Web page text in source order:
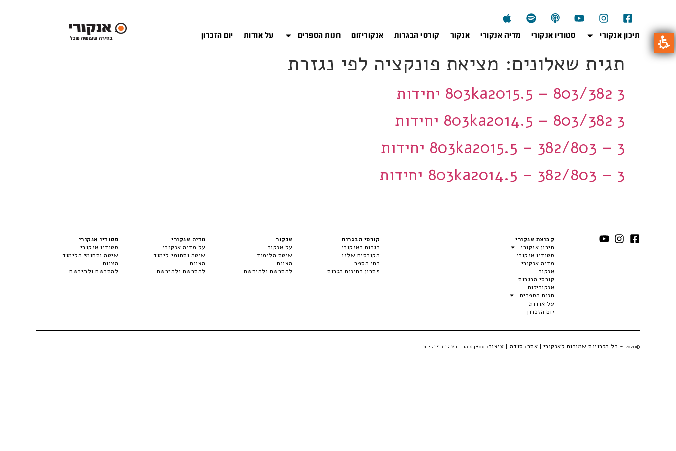
תיכון אנקורי סטודיו אנקורי מדיה אנקורי אנקור קורסי הבגרות אנקוריזום חנות הספרים על אודות יום הזכרון
תגית שאלונים: מציאת פונקציה לפי נגזרת
803ka2015.5 – 803/382 3 יחידות
803ka2014.5 – 803/382 3 יחידות
803ka2015.5 – 382/803 – 3 יחידות
803ka2014.5 – 382/803 – 3 יחידות
קבוצת אנקורי
תיכון אנקורי
סטודיו אנקורי
מדיה אנקורי
אנקור
קורסי הבגרות
אנקוריזום
חנות הספרים
על אודות
יום הזכרון
קורסי הבגרות
בגרות באנקורי
הקורסים שלנו
בתי הספר
פתרון בחינות בגרות
אנקור
על אנקור
שיטת הלימוד
הצוות
להתרשם ולהירשם
מדיה אנקורי
על מדיה אנקורי
שיטה ותחומי לימוד
הצוות
להתרשם ולהירשם
סטודיו אנקורי
סטודיו אנקורי
שיטה ותחומי הלימוד
הצוות
להתרשם ולהירשם
©2020 - כל הזכויות שמורות לאנקורי | אתר: סודה | עיצוב: LuckyBox. הצהרת פרטיות